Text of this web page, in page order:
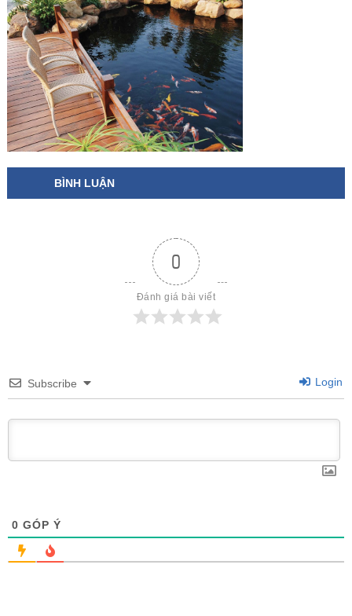
BÌNH LUẬN
0
Đánh giá bài viết
Subscribe Login
0 GÓP Ý